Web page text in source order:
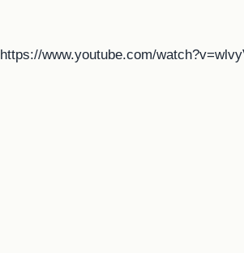
https://www.youtube.com/